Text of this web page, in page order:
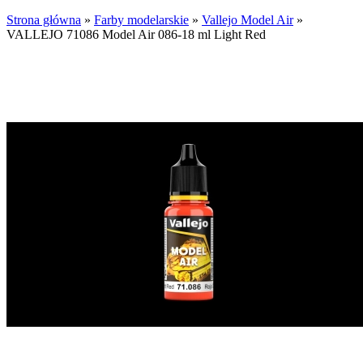
Strona główna » Farby modelarskie » Vallejo Model Air»
VALLEJO 71086 Model Air 086-18 ml Light Red